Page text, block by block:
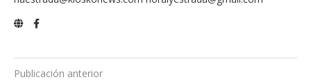
Publicación anterior